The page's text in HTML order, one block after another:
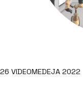
26 VIDEOMEDEJA 2022